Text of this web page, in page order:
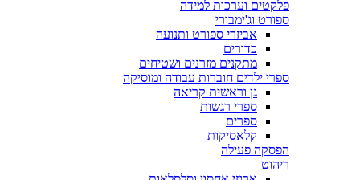
פלקטים וערכות למידה
ספורט וג'ימבורי
אביזרי ספורט ותנועה
כדורים
מתקנים מזרנים ושטיחים
ספרי ילדים חוברות עבודה ומוסיקה
גן וראשית קריאה
ספרי רגשות
ספרים
קלאסיקות
הפסקה פעילה
ריהוט